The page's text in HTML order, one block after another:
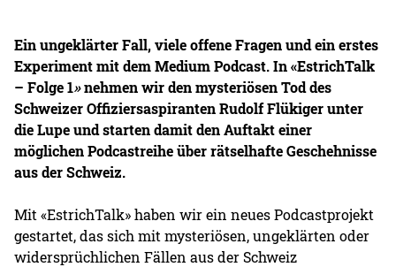
Ein ungeklärter Fall, viele offene Fragen und ein erstes
Experiment mit dem Medium Podcast. In «EstrichTalk
– Folge 1»nehmen wir den mysteriösen Tod des
Schweizer Offiziersaspiranten Rudolf Flükiger unter
die Lupe und starten damit den Auftakt einer
möglichen Podcastreihe über rätselhafte Geschehnisse
aus der Schweiz.
Mit «EstrichTalk» haben wir ein neues Podcastprojekt
gestartet, das sich mit mysteriösen, ungeklärten oder
widersprüchlichen Fällen aus der Schweiz